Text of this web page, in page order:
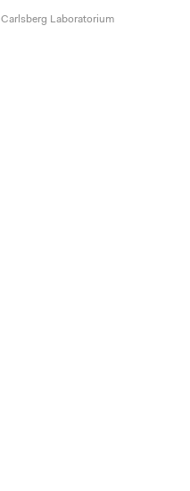
Carlsberg Laboratorium